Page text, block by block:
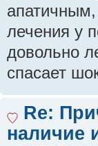
лечения у
довольно
спасает
Re:
наличие